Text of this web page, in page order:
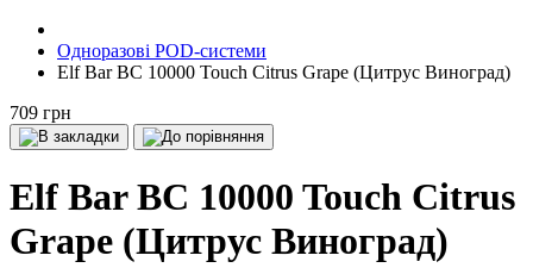
Одноразові POD-системи
Elf Bar BC 10000 Touch Citrus Grape (Цитрус Виноград)
709 грн
Elf Bar BC 10000 Touch Citrus
Grape (Цитрус Виноград)